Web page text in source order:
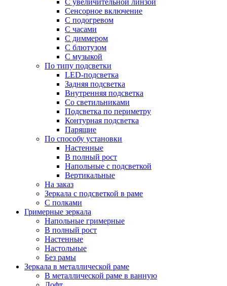
C увеличительной линзой
Сенсорное включение
С подогревом
С часами
С диммером
С блютузом
С музыкой
По типу подсветки
LED-подсветка
Задняя подсветка
Внутренняя подсветка
Со светильниками
Подсветка по периметру
Контурная подсветка
Парящие
По способу установки
Настенные
В полный рост
Напольные с подсветкой
Вертикальные
На заказ
Зеркала с подсветкой в раме
С полками
Гримерные зеркала
Напольные гримерные
В полный рост
Настенные
Настольные
Без рамы
Зеркала в металлической раме
В металлической раме в ванную